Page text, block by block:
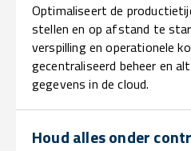
Optimaliseert de
stellen en op afstand te
verspilling en operationele
gecentraliseerd beheer en
gegevens in de cloud.
Houd alles onder